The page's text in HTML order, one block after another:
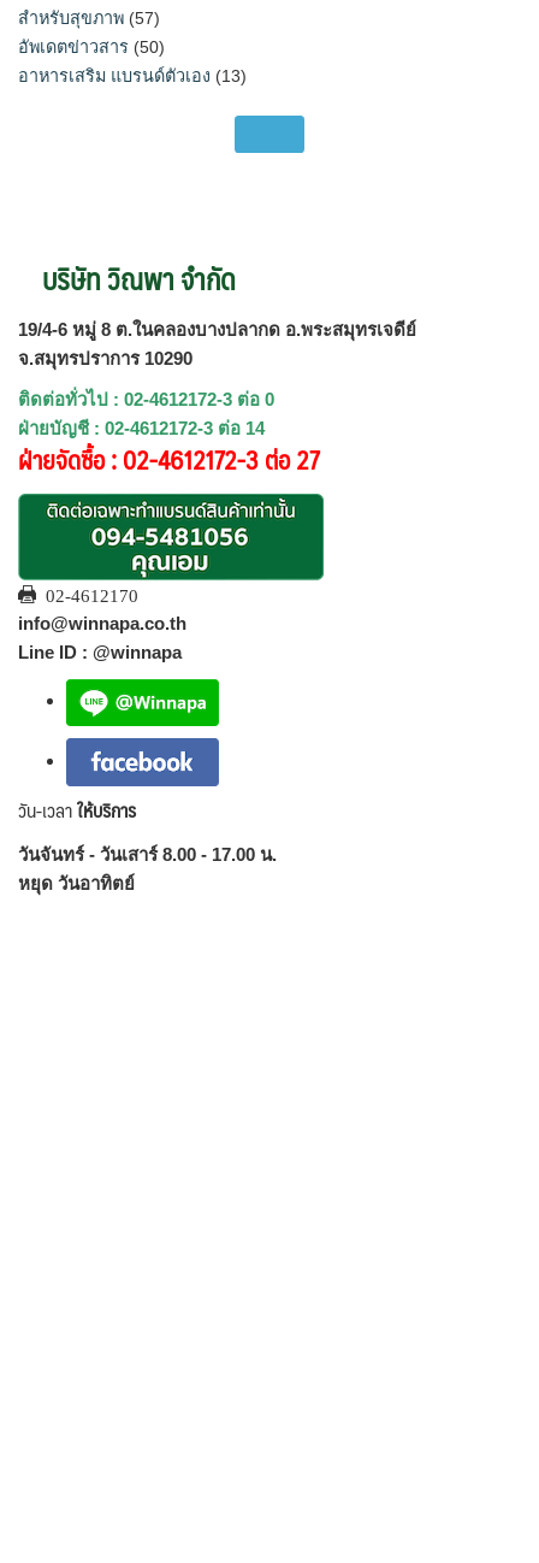
สำหรับสุขภาพ (57)
อัพเดตข่าวสาร (50)
อาหารเสริม แบรนด์ตัวเอง (13)
บริษัท วิณพา จำกัด
19/4-6 หมู่ 8 ต.ในคลองบางปลากด อ.พระสมุทรเจดีย์
จ.สมุทรปราการ 10290
ติดต่อทั่วไป : 02-4612172-3 ต่อ 0
ฝ่ายบัญชี : 02-4612172-3 ต่อ 14
ฝ่ายจัดซื้อ : 02-4612172-3 ต่อ 27
02-4612170
info@winnapa.co.th
Line ID : @winnapa
วัน-เวลาให้บริการ
วันจันทร์ - วันเสาร์ 8.00 - 17.00 น.
หยุด วันอาทิตย์